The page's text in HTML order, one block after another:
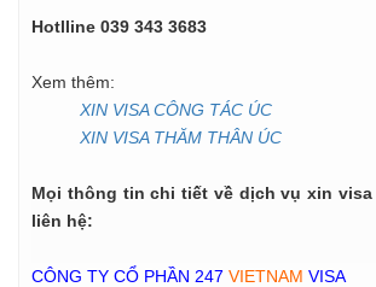
Hotlline 039 343 3683
Xem thêm:
XIN VISA CÔNG TÁC ÚC
XIN VISA THĂM THÂN ÚC
Mọi thông tin chi tiết về dịch vụ xin
liên hệ:
CÔNG TY CỔ PHẦN 247 VIETNAM VISA